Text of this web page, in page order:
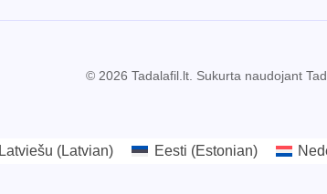
© 2026 Tadalafil.lt. Sukurta naudojant
Latviešu (Latvian) Eesti (Estonian)